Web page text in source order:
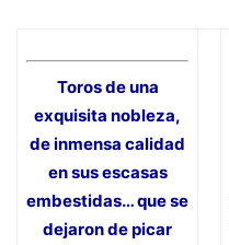
Toros de una
exquisita nobleza,
de inmensa calidad
en sus escasas
embestidas… que se
dejaron de picar